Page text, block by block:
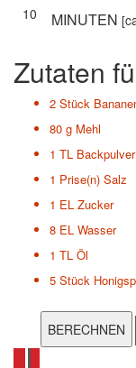
10
MINUTEN
Zutaten
2 Stück
80 g Mehl
1 TL Backpulver
1 Prise(n) Salz
1 EL Zucker
8 EL Wasser
1 TL Öl
5 Stück